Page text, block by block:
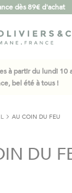
dès 89€ d'achat
à partir du lundi
bel été à tous !
AU COIN DU FEU
DU